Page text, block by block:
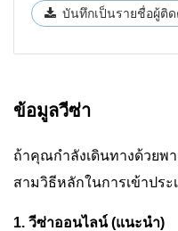
บันทึกเป็นรายชื่อผู้ติ
ข้อมูลวีซ่า
ถ้าคุณกำลังเดินทางด้วย
สามวิธีหลักในการเข้าประ
1. วีซ่าออนไลน์ (แนะนำ)